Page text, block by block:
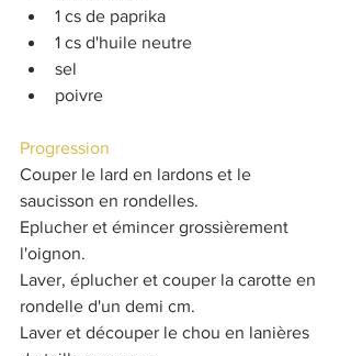
1 cs de paprika
1 cs d'huile neutre
sel
poivre
Progression
Couper le lard en lardons et le
saucisson en rondelles.
Eplucher et émincer grossièrement
l'oignon.
Laver, éplucher et couper la carotte en
rondelle d'un demi cm.
Laver et découper le chou en lanières